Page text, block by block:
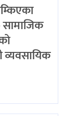
सामाजिक
व्यवसायिक